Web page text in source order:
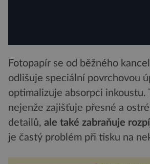
Fotopapír se od běžného
odlišuje speciální povrchovou
optimalizuje absorpci inkoustu.
nejenže zajišťuje přesné a
detailů, ale také zabraňuje
je častý problém při tisku na